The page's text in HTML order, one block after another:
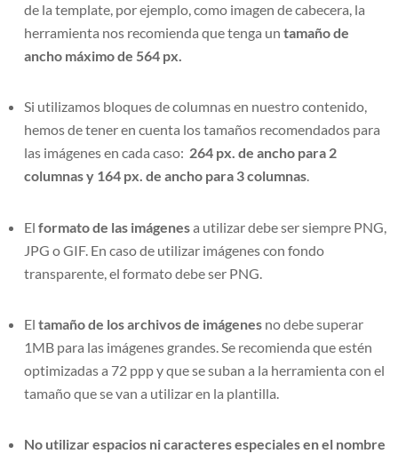
de la template, por ejemplo, como imagen de cabecera, la
herramienta nos recomienda que tenga un tamaño de
ancho máximo de 564 px.
Si utilizamos bloques de columnas en nuestro contenido,
hemos de tener en cuenta los tamaños recomendados para
las imágenes en cada caso: 264 px. de ancho para 2
columnas y 164 px. de ancho para 3 columnas.
El formato de las imágenesa utilizar debe ser siempre PNG,
JPG o GIF. En caso de utilizar imágenes con fondo
transparente, el formato debe ser PNG.
Eltamaño de los archivos de imágenes no debe superar
1MB para las imágenes grandes. Se recomienda que estén
optimizadas a 72 ppp y que se suban a la herramienta con el
tamaño que se van a utilizar en la plantilla.
No utilizar espacios ni caracteres especiales en el nombre